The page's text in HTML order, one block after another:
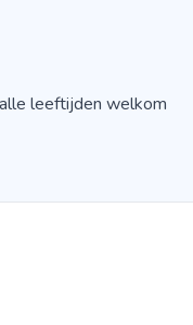
leeftijden welkom